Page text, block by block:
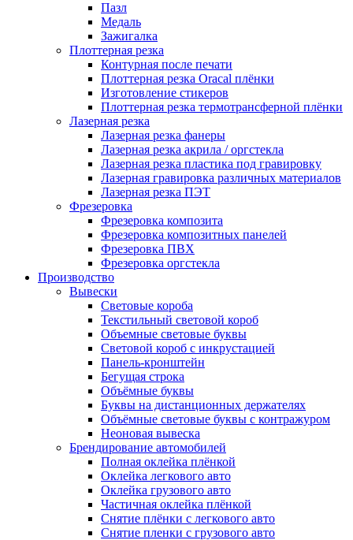
Пазл
Медаль
Зажигалка
Плоттерная резка
Контурная после печати
Плоттерная резка Oracal плёнки
Изготовление стикеров
Плоттерная резка термотрансферной плёнки
Лазерная резка
Лазерная резка фанеры
Лазерная резка акрила / оргстекла
Лазерная резка пластика под гравировку
Лазерная гравировка различных материалов
Лазерная резка ПЭТ
Фрезеровка
Фрезеровка композита
Фрезеровка композитных панелей
Фрезеровка ПВХ
Фрезеровка оргстекла
Производство
Вывески
Световые короба
Текстильный световой короб
Объемные световые буквы
Световой короб с инкрустацией
Панель-кронштейн
Бегущая строка
Объёмные буквы
Буквы на дистанционных держателях
Объёмные световые буквы с контражуром
Неоновая вывеска
Брендирование автомобилей
Полная оклейка плёнкой
Оклейка легкового авто
Оклейка грузового авто
Частичная оклейка плёнкой
Снятие плёнки с легкового авто
Снятие пленки с грузового авто